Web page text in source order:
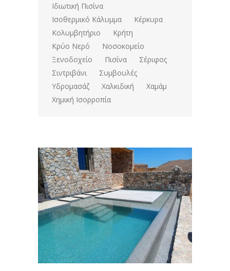
Ιδιωτική Πισίνα
Ισοθερμικό Κάλυμμα
Κέρκυρα
Κολυμβητήριο
Κρήτη
Κρύο Νερό
Νοσοκομείο
Ξενοδοχείο
Πισίνα
Σέριφος
Σιντριβάνι
Συμβουλές
Υδρομασάζ
Χαλκιδική
Χαμάμ
Χημική Ισορροπία